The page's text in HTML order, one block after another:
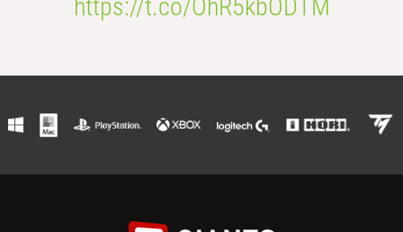
https://t.co/OhR5kbODTM